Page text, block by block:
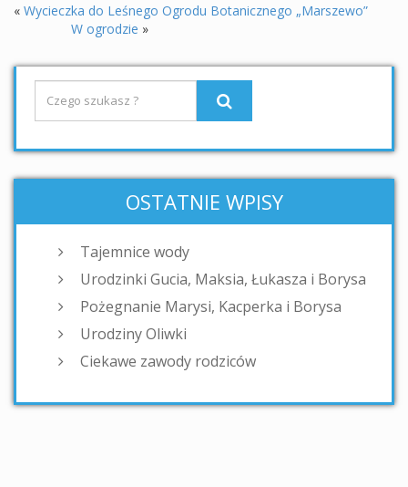
« Wycieczka do Leśnego Ogrodu Botanicznego „Marszewo”
W ogrodzie »
OSTATNIE WPISY
Tajemnice wody
Urodzinki Gucia, Maksia, Łukasza i Borysa
Pożegnanie Marysi, Kacperka i Borysa
Urodziny Oliwki
Ciekawe zawody rodziców